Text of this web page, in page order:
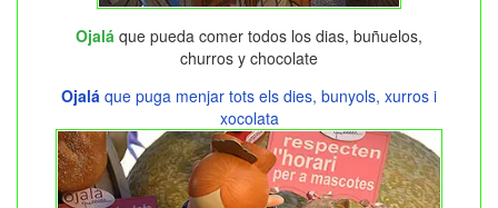
Ojalá que pueda comer todos los dias, buñuelos,
churros y chocolate
Ojalá que puga menjar tots els dies, bunyols, xurros i
xocolata